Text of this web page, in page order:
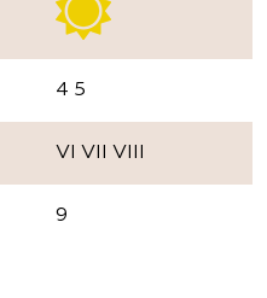
4 5
VI VII VIII
9